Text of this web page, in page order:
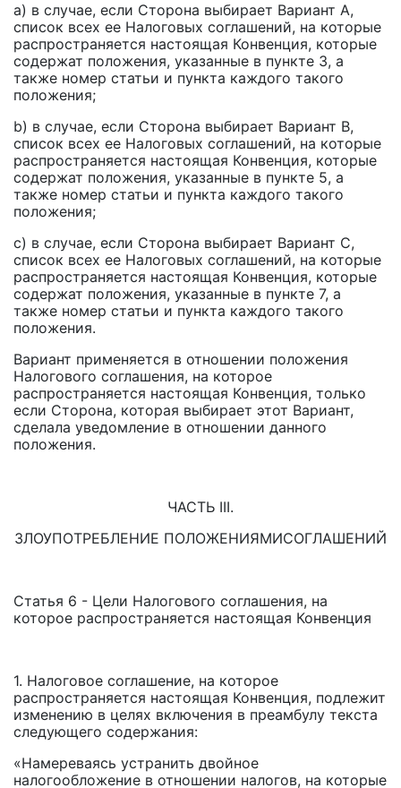
а) в случае, если Сторона выбирает Вариант А,
список всех ее Налоговых соглашений, на которые
распространяется настоящая Конвенция, которые
содержат положения, указанные в пункте 3, а
также номер статьи и пункта каждого такого
положения;
b) в случае, если Сторона выбирает Вариант B,
список всех ее Налоговых соглашений, на которые
распространяется настоящая Конвенция, которые
содержат положения, указанные в пункте 5, а
также номер статьи и пункта каждого такого
положения;
c) в случае, если Сторона выбирает Вариант C,
список всех ее Налоговых соглашений, на которые
распространяется настоящая Конвенция, которые
содержат положения, указанные в пункте 7, а
также номер статьи и пункта каждого такого
положения.
Вариант применяется в отношении положения
Налогового соглашения, на которое
распространяется настоящая Конвенция, только
если Сторона, которая выбирает этот Вариант,
сделала уведомление в отношении данного
положения.
ЧАСТЬ III.
ЗЛОУПОТРЕБЛЕНИЕ ПОЛОЖЕНИЯМИСОГЛАШЕНИЙ
Статья 6 - Цели Налогового соглашения, на
которое распространяется настоящая Конвенция
1. Налоговое соглашение, на которое
распространяется настоящая Конвенция, подлежит
изменению в целях включения в преамбулу текста
следующего содержания:
«Намереваясь устранить двойное
налогообложение в отношении налогов, на которые